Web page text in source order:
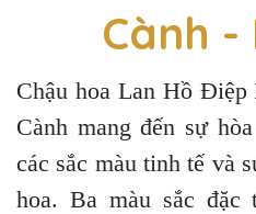
Cành -
Chậu hoa Lan Hồ Điệp
Cành mang đến sự
các sắc màu tinh tế và
hoa. Ba màu sắc đặc